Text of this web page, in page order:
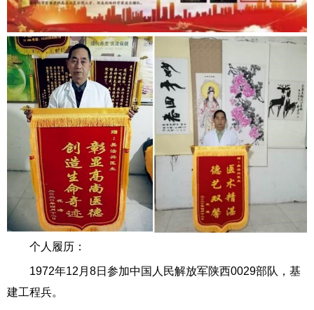
个人履历：
1972年12月8日参加中国人民解放军陕西0029部队，基
建工程兵。